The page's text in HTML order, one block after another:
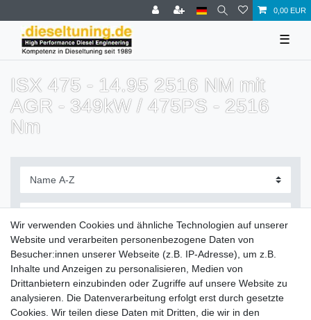
0,00 EUR
☰
ISX 475 - 14.95 2516 NM mit
AGR - 349kW / 475PS - 2516
Nm
Filter
Zahlung und Versand
Wir verwenden Cookies und ähnliche Technologien auf unserer
Website und verarbeiten personenbezogene Daten von
Besucher:innen unserer Webseite (z.B. IP-Adresse), um z.B.
Inhalte und Anzeigen zu personalisieren, Medien von
Drittanbietern einzubinden oder Zugriffe auf unsere Website zu
analysieren. Die Datenverarbeitung erfolgt erst durch gesetzte
Cookies. Wir teilen diese Daten mit Dritten, die wir in den